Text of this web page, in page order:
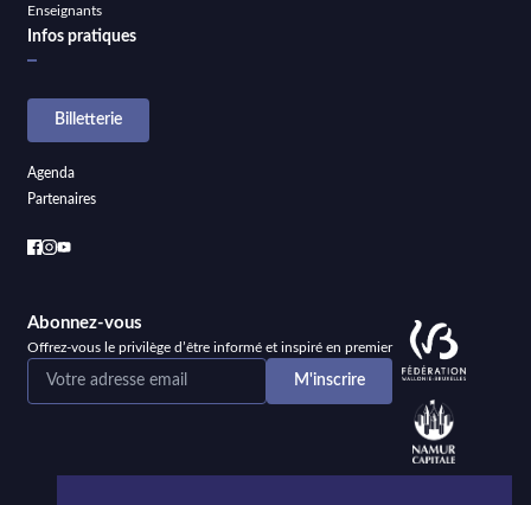
Enseignants
Infos pratiques
Billetterie
Agenda
Partenaires
Abonnez-vous
Offrez-vous le privilège d’être informé et inspiré en premier